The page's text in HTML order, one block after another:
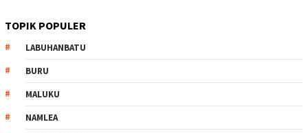
TOPIK POPULER
LABUHANBATU
BURU
MALUKU
NAMLEA